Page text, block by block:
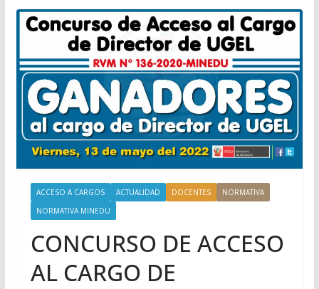
ACCESO A CARGOS ACTUALIDAD DOCENTES
NORMATIVA
NORMATIVA MINEDU
CONCURSO DE ACCESO
AL CARGO DE